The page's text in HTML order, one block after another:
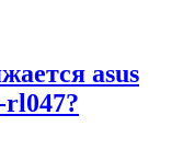
asus